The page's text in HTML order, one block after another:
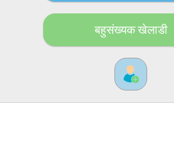
बहुसंख्यक खेलाडी